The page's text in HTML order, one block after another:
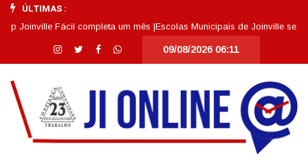
ÚLTIMAS :
Fácil completa um mês |Escolas Municipais de Joinville se
09/08/2026 06:11